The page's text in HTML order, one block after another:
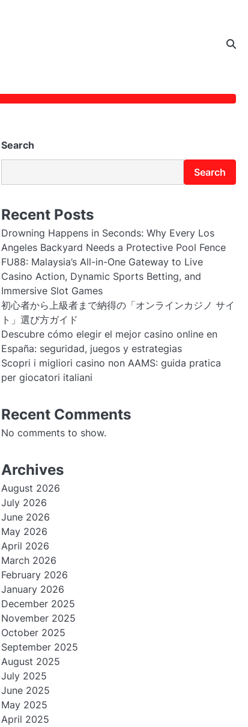
Search
Search
Recent Posts
Drowning Happens in Seconds: Why Every Los
Angeles Backyard Needs a Protective Pool Fence
FU88: Malaysia’s All-in-One Gateway to Live
Casino Action, Dynamic Sports Betting, and
Immersive Slot Games
初心者から上級者まで納得の「オンラインカジノ サイ
ト」選び方ガイド
Descubre cómo elegir el mejor casino online en
España: seguridad, juegos y estrategias
Scopri i migliori casino non AAMS: guida pratica
per giocatori italiani
Recent Comments
No comments to show.
Archives
August 2026
July 2026
June 2026
May 2026
April 2026
March 2026
February 2026
January 2026
December 2025
November 2025
October 2025
September 2025
August 2025
July 2025
June 2025
May 2025
April 2025